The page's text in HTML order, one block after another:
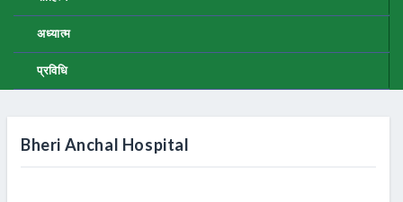
अध्यात्म
प्रविधि
Bheri Anchal Hospital